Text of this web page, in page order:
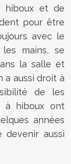
hiboux et de
pour être
avec le
mains, se
la salle et
a aussi droit à
de les
à hiboux ont
années
aussi